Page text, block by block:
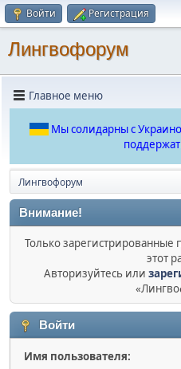
Войти Регистрация
Лингвофорум
Главное меню
Мы солидарны с
Лингвофорум
Внимание!
Только зарегистрированные
этот
Авторизуйтесь или
Войти
Имя пользователя: